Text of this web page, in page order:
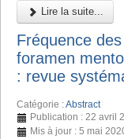
Lire la suite...
Fréquence
foramen
: revue
Catégorie :Abstract
Publication : 22 avril
Mis à jour : 5 mai